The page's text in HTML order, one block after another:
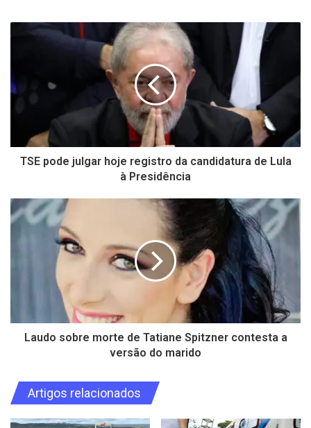
TSE pode julgar hoje registro da candidatura de Lula
à Presidência
Laudo sobre morte de Tatiane Spitzner contesta a
versão do marido
Artigos relacionados